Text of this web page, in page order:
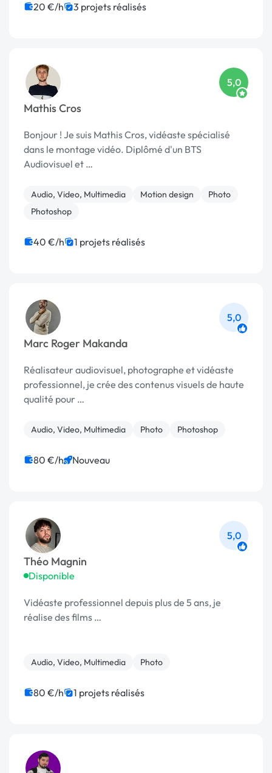
20 €/h 3 projets réalisés
Mathis Cros
5,0
Bonjour ! Je suis Mathis Cros, vidéaste spécialisé
dans le montage vidéo. Diplômé d'un BTS
Audiovisuel et …
Audio, Video, Multimedia Motion design
Photo
Photoshop
40 €/h 1 projets réalisés
Marc Roger Makanda
5,0
Réalisateur audiovisuel, photographe et vidéaste
professionnel, je crée des contenus visuels de haute
qualité pour …
Audio, Video, Multimedia Photo Photoshop
80 €/h Nouveau
Théo Magnin
Disponible
5,0
Vidéaste professionnel depuis plus de 5 ans, je
réalise des films …
Audio, Video, Multimedia Photo
80 €/h 1 projets réalisés